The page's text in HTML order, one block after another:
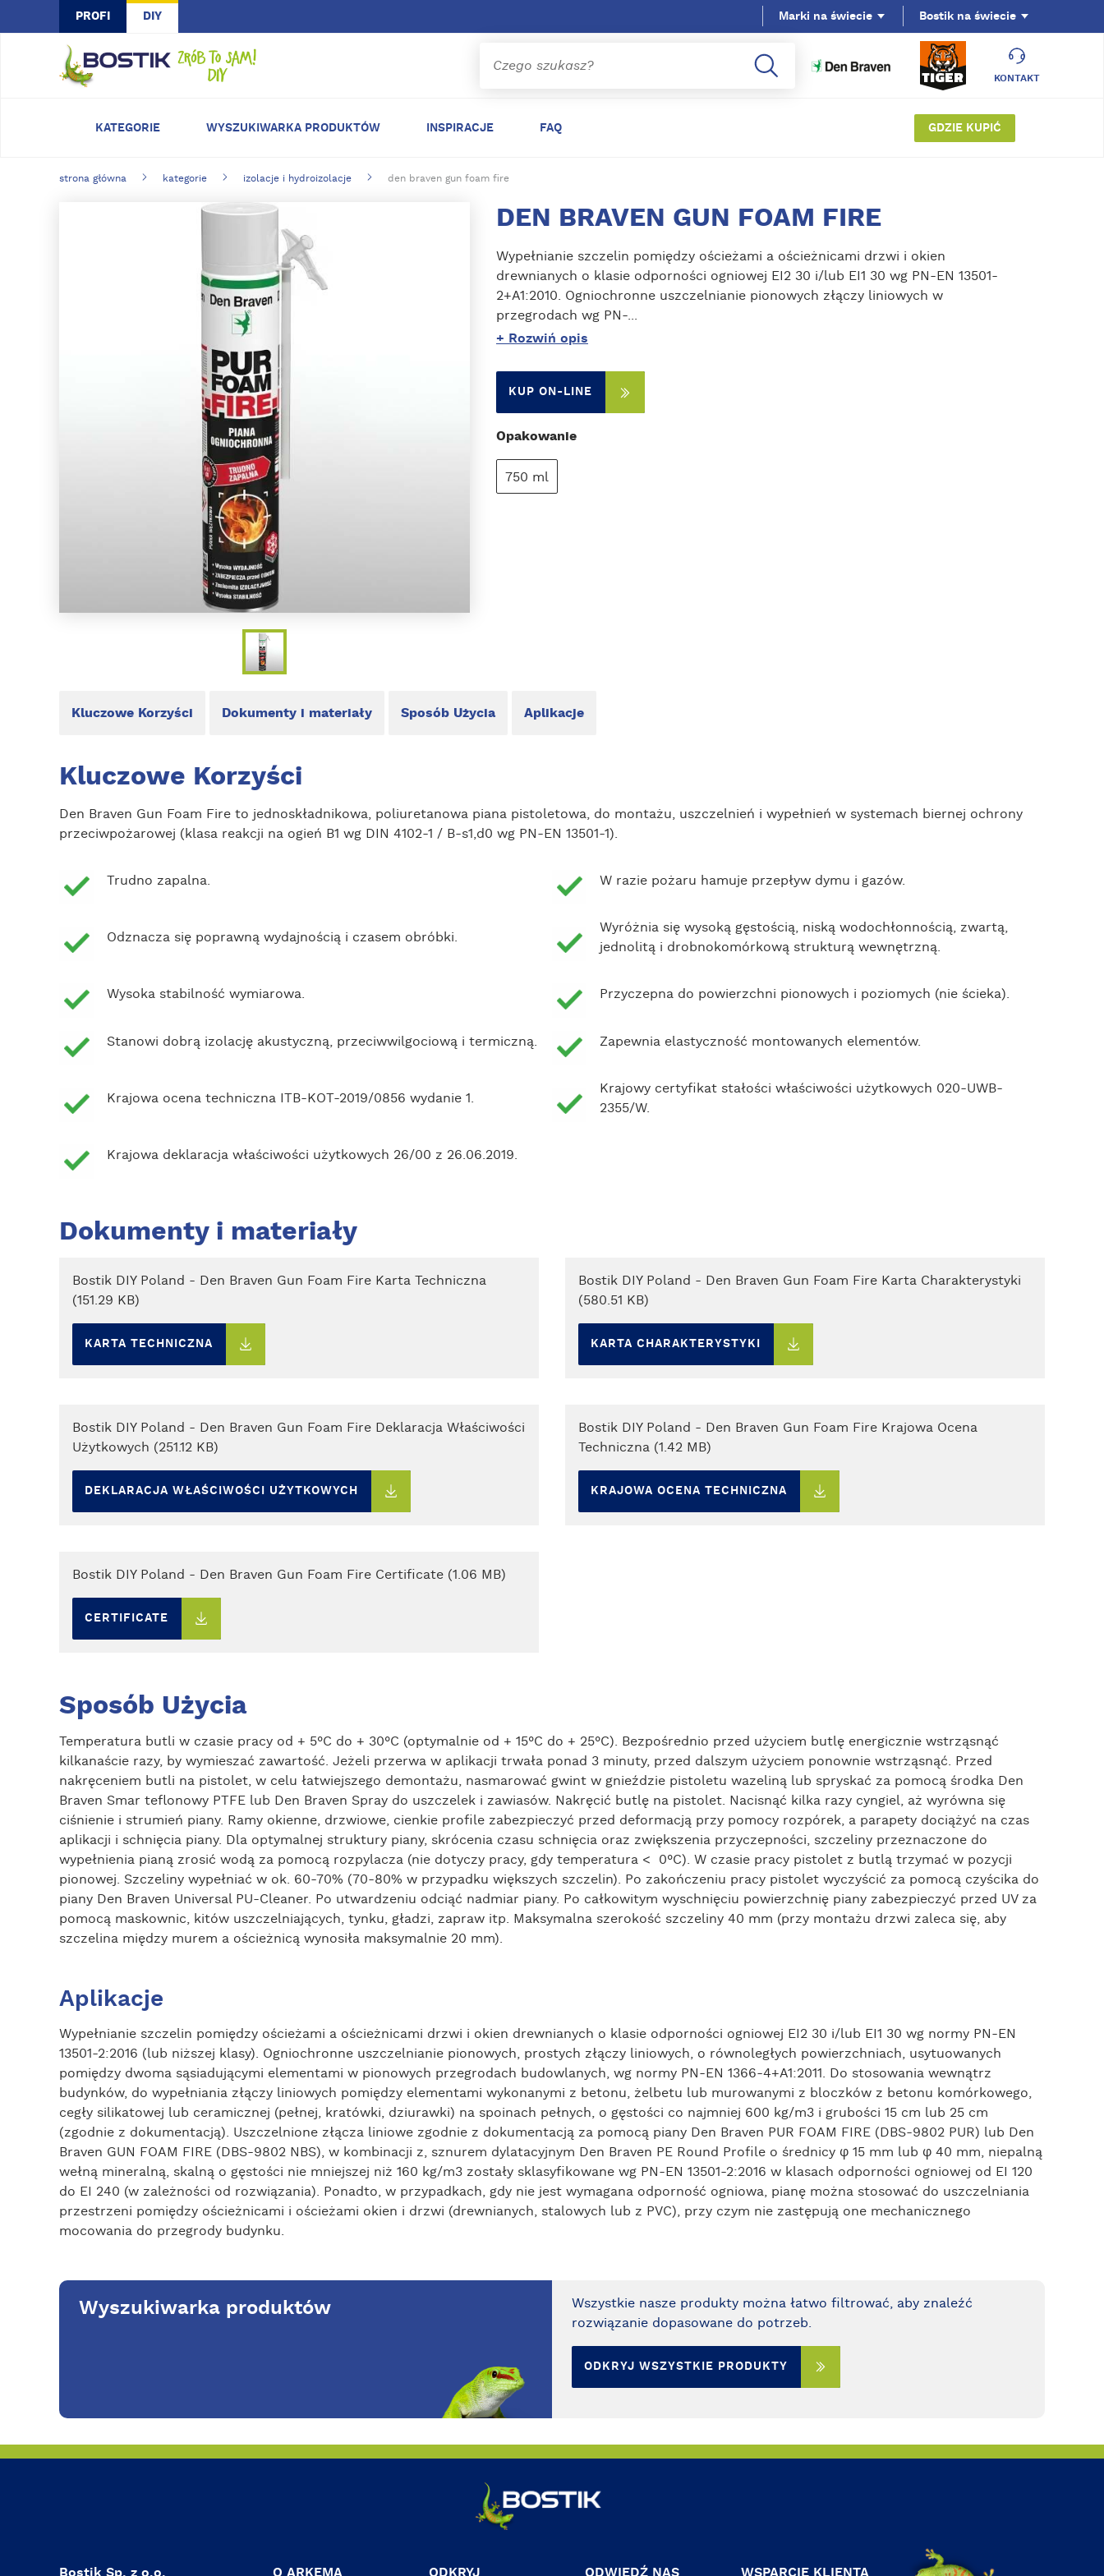
Skip to main content
PROFI DIY
KONTAKT
Bostik na świecie
KATEGORIE WYSZUKIWARKA PRODUKTÓW INSPIRACJE FAQ GDZIE KUPIĆ
Marki na świecie
strona główna kategorie izolacje i hydroizolacje den braven gun foam fire
DEN BRAVEN GUN FOAM FIRE
Wypełnianie szczelin pomiędzy ościeżami a ościeżnicami drzwi i okien
drewnianych o klasie odporności ogniowej EI2 30 i/lub EI1 30 wg PN-EN 13501-
2+A1:2010. Ogniochronne uszczelnianie pionowych złączy liniowych w
przegrodach wg PN-...
+ Rozwiń opis
KUP ON-LINE
Opakowanie
750 ml
Kluczowe Korzyści Dokumenty i materiały Sposób Użycia Aplikacje
Kluczowe Korzyści
Den Braven Gun Foam Fire to jednoskładnikowa, poliuretanowa piana pistoletowa, do montażu, uszczelnień i wypełnień w systemach biernej ochrony
przeciwpożarowej (klasa reakcji na ogień B1 wg DIN 4102-1 / B-s1,d0 wg PN-EN 13501-1).
Trudno zapalna. W razie pożaru hamuje przepływ dymu i gazów.
Odznacza się poprawną wydajnością i czasem obróbki.
Wyróżnia się wysoką gęstością, niską wodochłonnością, zwartą,
jednolitą i drobnokomórkową strukturą wewnętrzną.
Wysoka stabilność wymiarowa. Przyczepna do powierzchni pionowych i poziomych (nie ścieka).
Stanowi dobrą izolację akustyczną, przeciwwilgociową i termiczną. Zapewnia elastyczność montowanych elementów.
Krajowa ocena techniczna ITB-KOT-2019/0856 wydanie 1.
Krajowy certyfikat stałości właściwości użytkowych 020-UWB-
2355/W.
Krajowa deklaracja właściwości użytkowych 26/00 z 26.06.2019.
Dokumenty i materiały
Bostik DIY Poland - Den Braven Gun Foam Fire Karta Techniczna
(151.29 KB)
KARTA TECHNICZNA
Bostik DIY Poland - Den Braven Gun Foam Fire Karta Charakterystyki
(580.51 KB)
KARTA CHARAKTERYSTYKI
Bostik DIY Poland - Den Braven Gun Foam Fire Deklaracja Właściwości
Użytkowych (251.12 KB)
DEKLARACJA WŁAŚCIWOŚCI UŻYTKOWYCH
Bostik DIY Poland - Den Braven Gun Foam Fire Krajowa Ocena
Techniczna (1.42 MB)
KRAJOWA OCENA TECHNICZNA
Bostik DIY Poland - Den Braven Gun Foam Fire Certificate (1.06 MB)
CERTIFICATE
Sposób Użycia
Temperatura butli w czasie pracy od + 5°C do + 30°C (optymalnie od + 15°C do + 25°C). Bezpośrednio przed użyciem butlę energicznie wstrząsnąć
kilkanaście razy, by wymieszać zawartość. Jeżeli przerwa w aplikacji trwała ponad 3 minuty, przed dalszym użyciem ponownie wstrząsnąć. Przed
nakręceniem butli na pistolet, w celu łatwiejszego demontażu, nasmarować gwint w gnieździe pistoletu wazeliną lub spryskać za pomocą środka Den
Braven Smar teflonowy PTFE lub Den Braven Spray do uszczelek i zawiasów. Nakręcić butlę na pistolet. Nacisnąć kilka razy cyngiel, aż wyrówna się
ciśnienie i strumień piany. Ramy okienne, drzwiowe, cienkie profile zabezpieczyć przed deformacją przy pomocy rozpórek, a parapety dociążyć na czas
aplikacji i schnięcia piany. Dla optymalnej struktury piany, skrócenia czasu schnięcia oraz zwiększenia przyczepności, szczeliny przeznaczone do
wypełnienia pianą zrosić wodą za pomocą rozpylacza (nie dotyczy pracy, gdy temperatura < 0°C). W czasie pracy pistolet z butlą trzymać w pozycji
pionowej. Szczeliny wypełniać w ok. 60-70% (70-80% w przypadku większych szczelin). Po zakończeniu pracy pistolet wyczyścić za pomocą czyścika do
piany Den Braven Universal PU-Cleaner. Po utwardzeniu odciąć nadmiar piany. Po całkowitym wyschnięciu powierzchnię piany zabezpieczyć przed UV za
pomocą maskownic, kitów uszczelniających, tynku, gładzi, zapraw itp. Maksymalna szerokość szczeliny 40 mm (przy montażu drzwi zaleca się, aby
szczelina między murem a ościeżnicą wynosiła maksymalnie 20 mm).
Aplikacje
Wypełnianie szczelin pomiędzy ościeżami a ościeżnicami drzwi i okien drewnianych o klasie odporności ogniowej EI2 30 i/lub EI1 30 wg normy PN-EN
13501-2:2016 (lub niższej klasy). Ogniochronne uszczelnianie pionowych, prostych złączy liniowych, o równoległych powierzchniach, usytuowanych
pomiędzy dwoma sąsiadującymi elementami w pionowych przegrodach budowlanych, wg normy PN-EN 1366-4+A1:2011. Do stosowania wewnątrz
budynków, do wypełniania złączy liniowych pomiędzy elementami wykonanymi z betonu, żelbetu lub murowanymi z bloczków z betonu komórkowego,
cegły silikatowej lub ceramicznej (pełnej, kratówki, dziurawki) na spoinach pełnych, o gęstości co najmniej 600 kg/m3 i grubości 15 cm lub 25 cm
(zgodnie z dokumentacją). Uszczelnione złącza liniowe zgodnie z dokumentacją za pomocą piany Den Braven PUR FOAM FIRE (DBS-9802 PUR) lub Den
Braven GUN FOAM FIRE (DBS-9802 NBS), w kombinacji z, sznurem dylatacyjnym Den Braven PE Round Profile o średnicy φ 15 mm lub φ 40 mm, niepalną
wełną mineralną, skalną o gęstości nie mniejszej niż 160 kg/m3 zostały sklasyfikowane wg PN-EN 13501-2:2016 w klasach odporności ogniowej od EI 120
do EI 240 (w zależności od rozwiązania). Ponadto, w przypadkach, gdy nie jest wymagana odporność ogniowa, pianę można stosować do uszczelniania
przestrzeni pomiędzy ościeżnicami i ościeżami okien i drzwi (drewnianych, stalowych lub z PVC), przy czym nie zastępują one mechanicznego
mocowania do przegrody budynku.
Wyszukiwarka produktów
Wszystkie nasze produkty można łatwo filtrować, aby znaleźć
rozwiązanie dopasowane do potrzeb.
ODKRYJ WSZYSTKIE PRODUKTY
Bostik Sp. z o.o. O ARKEMA ODKRYJ ODWIEDŹ NAS WSPARCIE KLIENTA